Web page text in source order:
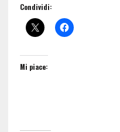
Condividi:
Mi piace: